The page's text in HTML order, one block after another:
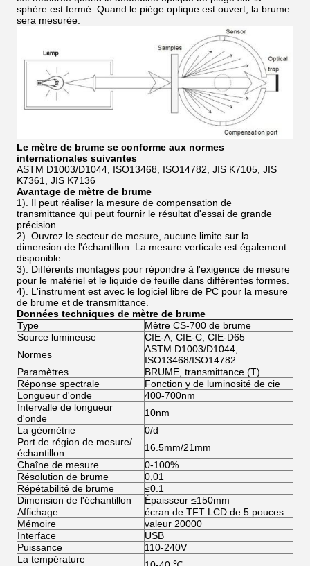
sphère est fermé. Quand le piège optique est ouvert, la brume
sera mesurée.
Le mètre de brume se conforme aux normes
internationales suivantes
ASTM D1003/D1044, ISO13468, ISO14782, JIS K7105, JIS
K7361, JIS K7136
Avantage de mètre de brume
1). Il peut réaliser la mesure de compensation de
transmittance qui peut fournir le résultat d'essai de grande
précision.
2). Ouvrez le secteur de mesure, aucune limite sur la
dimension de l'échantillon. La mesure verticale est également
disponible.
3). Différents montages pour répondre à l'exigence de mesure
pour le matériel et le liquide de feuille dans différentes formes.
4). L'instrument est avec le logiciel libre de PC pour la mesure
de brume et de transmittance.
Données techniques de mètre de brume
Type
Mètre CS-700 de brume
Source lumineuse
CIE-A, CIE-C, CIE-D65
Normes
ASTM D1003/D1044,
ISO13468/ISO14782
Paramètres
BRUME, transmittance (T)
Réponse spectrale
Fonction y de luminosité de cie
Longueur d'onde
400-700nm
Intervalle de longueur
d'onde
10nm
La géométrie
0/d
Port de région de mesure/
échantillon
16.5mm/21mm
Chaîne de mesure
0-100%
Résolution de brume
0,01
Répétabilité de brume
≤0.1
Dimension de l'échantillon
Épaisseur ≤150mm
Affichage
écran de TFT LCD de 5 pouces
Mémoire
valeur 20000
Interface
USB
Puissance
110-240V
La température